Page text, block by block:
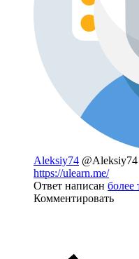
Aleksiy74 @Aleksiy74
https://ulearn.me/
Ответ написан более
Комментировать